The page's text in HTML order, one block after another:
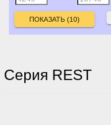
Серия REST